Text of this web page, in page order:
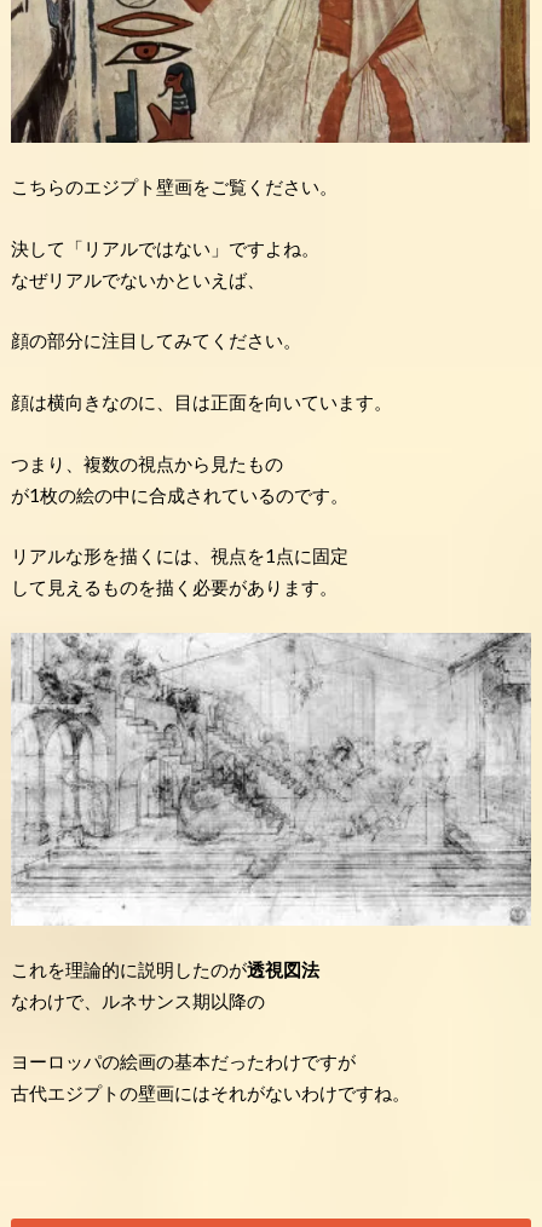
こちらのエジプト壁画をご覧ください。
決して「リアルではない」ですよね。
なぜリアルでないかといえば、
顔の部分に注目してみてください。
顔は横向きなのに、目は正面を向いています。
つまり、複数の視点から見たもの
が1枚の絵の中に合成されているのです。
リアルな形を描くには、視点を1点に固定
して見えるものを描く必要があります。
これを理論的に説明したのが透視図法
なわけで、ルネサンス期以降の
ヨーロッパの絵画の基本だったわけですが
古代エジプトの壁画にはそれがないわけですね。